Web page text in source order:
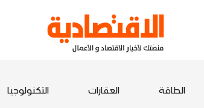
الطاقة العقارات التكنولوجيا